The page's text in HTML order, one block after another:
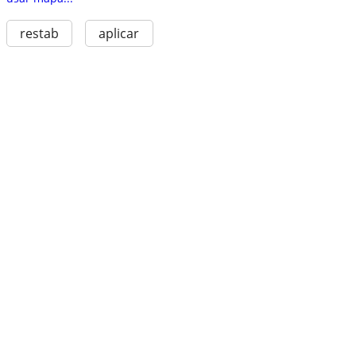
restab aplicar